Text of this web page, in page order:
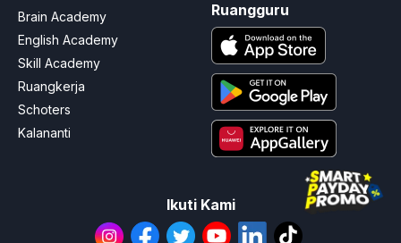
Brain Academy
English Academy
Skill Academy
Ruangkerja
Schoters
Kalananti
Ruangguru
Ikuti Kami